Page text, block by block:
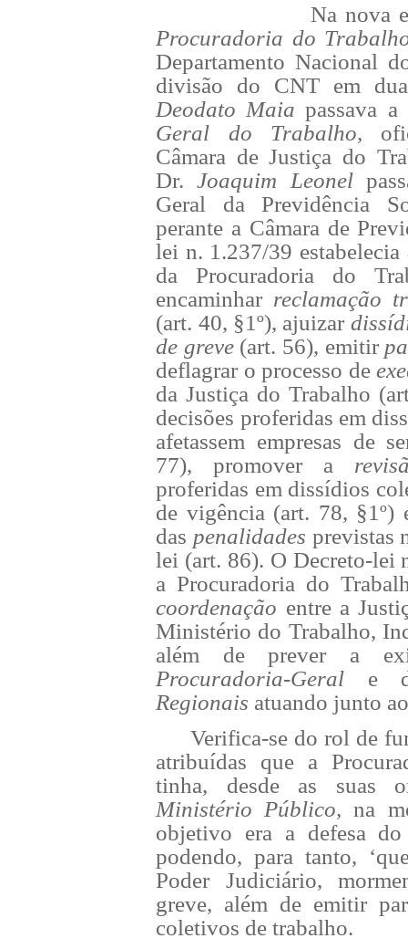
Na nova
Procuradoria do
Departamento Nacional
divisão do CNT em
Deodato Maiapassava
Geral do Trabalho,
Câmara de Justiça do
Dr.Joaquim Leonel
Geral da Previdência
perante a Câmara de
lei n. 1.237/39 estabelecia
da Procuradoria do
encaminhar reclamação
(art. 40, §1º), ajuizar
de greve (art. 56), emitir
deflagrar o processo de
da Justiça do Trabalho
decisões proferidas em
afetassem empresas de
77), promover a
proferidas em dissídios
de vigência (art. 78, §1º)
das penalidades previstas
lei (art. 86). O Decreto-lei
a Procuradoria do
coordenação entre a
Ministério do Trabalho,
além de prever a
Procuradoria-Geral e
Regionais atuando junto
Verifica-se do rol de
atribuídas que a
tinha, desde as suas
Ministério Público,na
objetivo era a defesa
podendo, para tanto,
Poder Judiciário,
greve, além de emitir
coletivos de trabalho.